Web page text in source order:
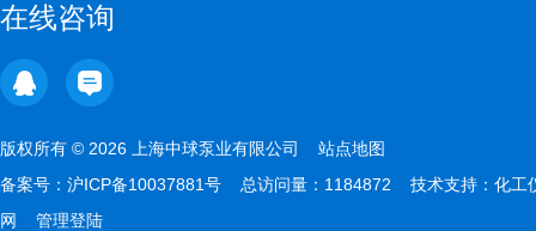
在线咨询
版权所有 © 2026 上海中球泵业有限公司 站点地图
备案号： 沪ICP备10037881号 总访问量：1184872 技术支持： 化工
网
管理登陆